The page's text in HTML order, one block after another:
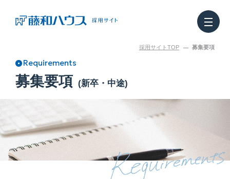
採用サイトTOP 募集要項
Requirements
募集要項 (新卒・中途)
どんな仕事なのか
どう働きやすいのか
Internship